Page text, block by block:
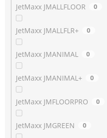
JetMaxx JMALLFLOOR 0
JetMaxx JMALLFLR+ 0
JetMaxx JMANIMAL 0
JetMaxx JMANIMAL+ 0
JetMaxx JMFLOORPRO 0
JetMaxx JMGREEN 0